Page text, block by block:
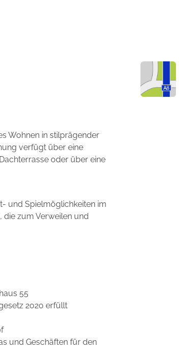
Wohnen in stilprägender
verfügt über eine
oder über eine
und Spielmöglichkeiten im
die zum Verweilen und
55
2020 erfüllt
und Geschäften für den